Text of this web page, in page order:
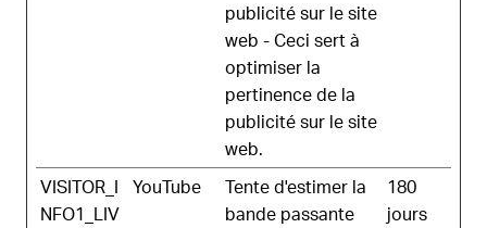
publicité sur le site
web - Ceci sert à
optimiser la
pertinence de la
publicité sur le site
web.
VISITOR_I
NFO1_LIV
YouTube
Tente d'estimer la
bande passante
180
jours